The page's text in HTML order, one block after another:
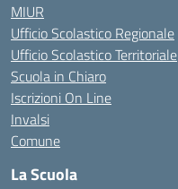
MIUR
Ufficio Scolastico Regionale
Ufficio Scolastico Territoriale
Scuola in Chiaro
Iscrizioni On Line
Invalsi
Comune
La Scuola